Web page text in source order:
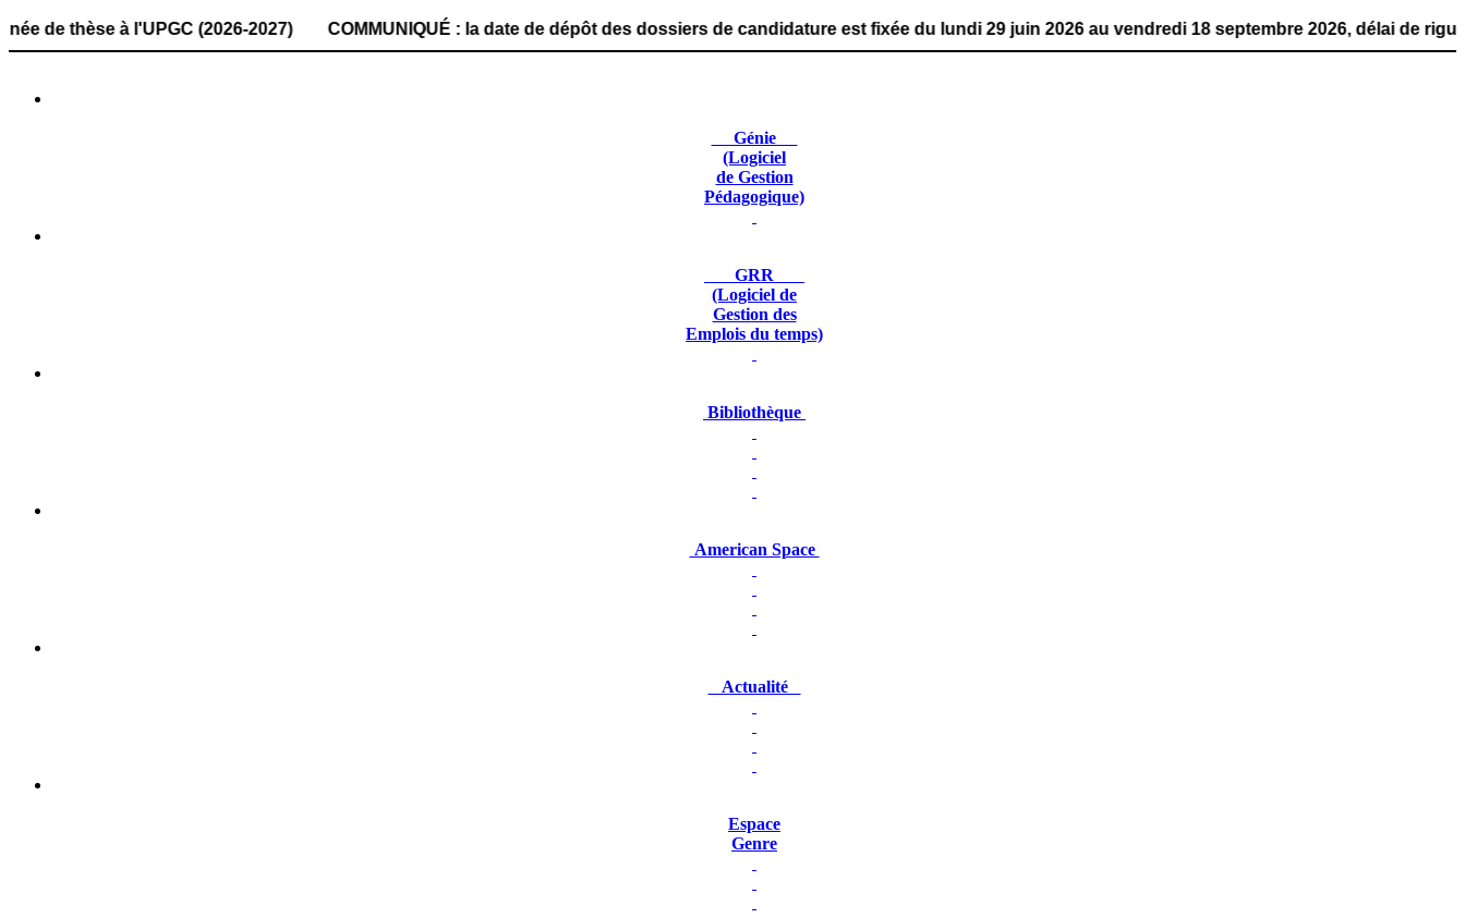
à l'UPGC (2026-2027) COMMUNIQUÉ : la date de dépôt des dossiers de candidature est fixée du lundi 29 juin 2026 au vendredi 18 septembre 2026, délai de
Génie
(Logiciel
de Gestion
Pédagogique)
GRR
(Logiciel de
Gestion des
Emplois du temps)
Bibliothèque
American Space
Actualité
Espace
Genre